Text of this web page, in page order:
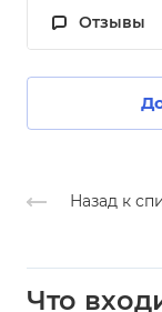
Отзывы
Назад к
Что